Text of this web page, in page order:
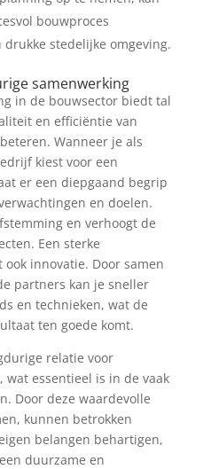
bouwproces
stedelijke omgeving.
samenwerking
in de bouwsector biedt tal
en efficiëntie van
Wanneer je als
kiest voor een
er een diepgaand begrip
en doelen.
en verhoogt de
Een sterke
innovatie. Door samen
partners kan je sneller
en technieken, wat de
ten goede komt.
relatie voor
essentieel is in de vaak
Door deze waardevolle
kunnen betrokken
belangen behartigen,
duurzame en